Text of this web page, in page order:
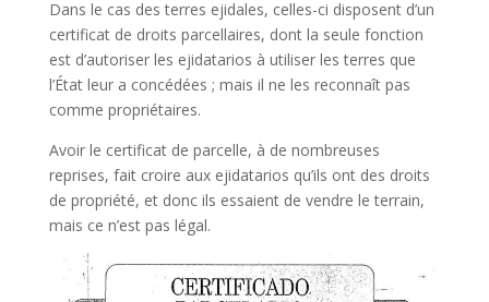
Dans le cas des terres ejidales, celles-ci disposent d’un
certificat de droits parcellaires, dont la seule fonction
est d’autoriser les ejidatarios à utiliser les terres que
l’État leur a concédées ; mais il ne les reconnaît pas
comme propriétaires.
Avoir le certificat de parcelle, à de nombreuses
reprises, fait croire aux ejidatarios qu’ils ont des droits
de propriété, et donc ils essaient de vendre le terrain,
mais ce n’est pas légal.